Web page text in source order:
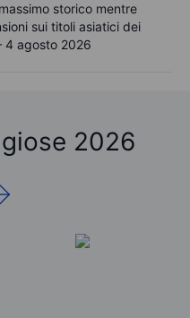
storico mentre
sui titoli asiatici dei
4 agosto 2026
2026